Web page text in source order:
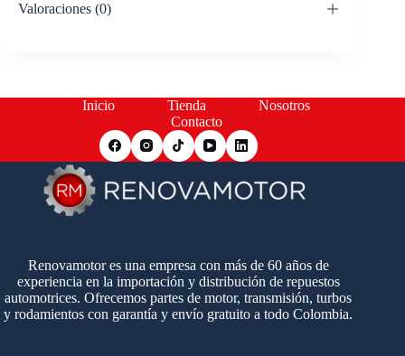
Valoraciones (0)
Inicio Tienda
Nosotros
Contacto
Renovamotor es una empresa con más de 60 años de
experiencia en la importación y distribución de repuestos
automotrices. Ofrecemos partes de motor, transmisión, turbos
y rodamientos con garantía y envío gratuito a todo Colombia.